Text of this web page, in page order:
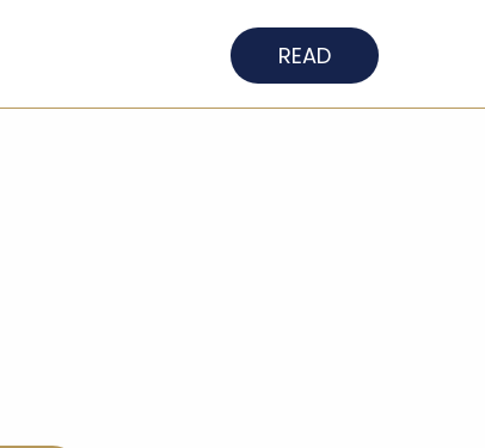
READ